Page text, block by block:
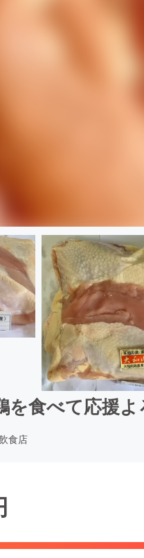
食べて応援よ
食店